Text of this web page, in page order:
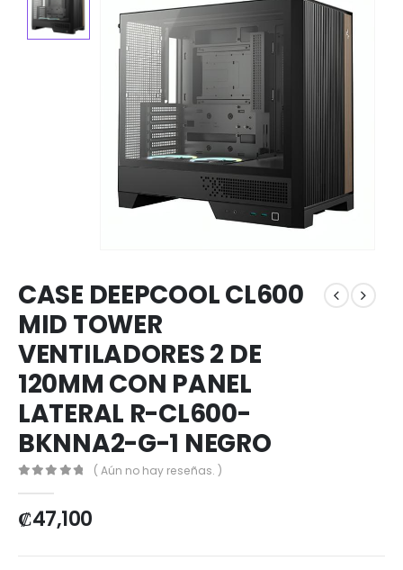
CASE DEEPCOOL CL600
MID TOWER
VENTILADORES 2 DE
120MM CON PANEL
LATERAL R-CL600-
BKNNA2-G-1 NEGRO
( Aún no hay reseñas. )
₡47,100